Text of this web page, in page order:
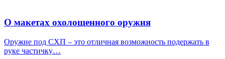
О макетах охолощенного оружия
Оружие под СХП – это отличная возможность подержать в
руке частичку…